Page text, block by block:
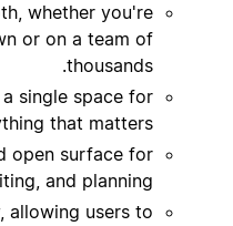
whether you're
or on a team of
thousands.
single space for
that matters.
open surface for
and planning.
allowing users to